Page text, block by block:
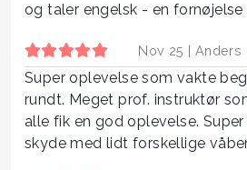
og taler engelsk - en fornøjelse
Nov 25 | Anders
Super oplevelse som vakte
rundt. Meget prof. instruktør
alle fik en god oplevelse.
skyde med lidt forskellige